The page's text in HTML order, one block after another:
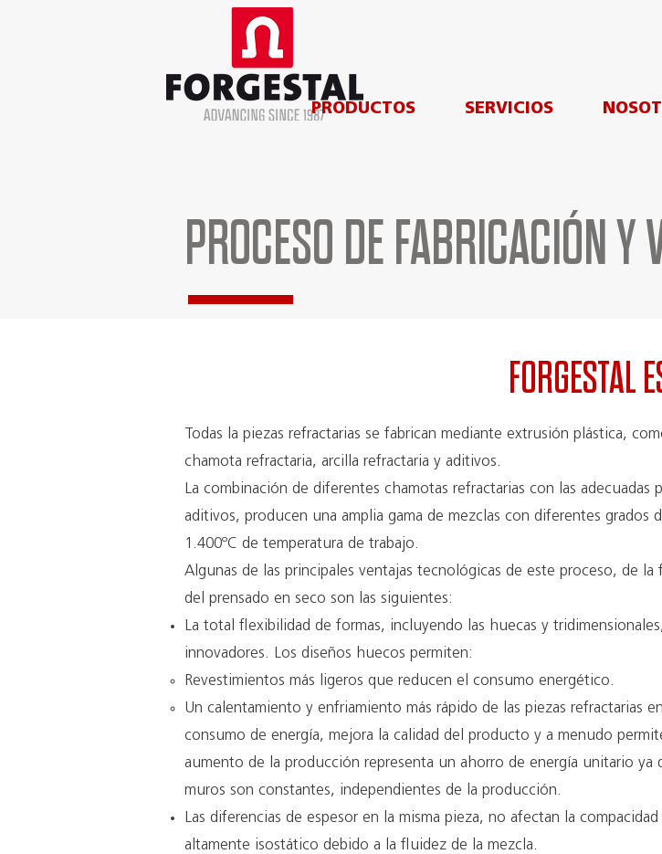
PRODUCTOS SERVICIOS
PROCESO DE FABRICACIÓN Y
FORGESTAL
Todas la piezas refractarias se fabrican mediante extrusión plástica,
chamota refractaria, arcilla refractaria y aditivos.
La combinación de diferentes chamotas refractarias con las
aditivos, producen una amplia gama de mezclas con diferentes
1.400ºC de temperatura de trabajo.
Algunas de las principales ventajas tecnológicas de este proceso, de
del prensado en seco son las siguientes:
La total flexibilidad de formas, incluyendo las huecas y
innovadores. Los diseños huecos permiten:
​Revestimientos más ligeros que reducen el consumo energético.
Un calentamiento y enfriamiento más rápido de las piezas refractarias
consumo de energía, mejora la calidad del producto y a menudo
aumento de la producción representa un ahorro de energía unitario ya
muros son constantes, independientes de la producción.
Las diferencias de espesor en la misma pieza, no afectan la
altamente isostático debido a la fluidez de la mezcla.